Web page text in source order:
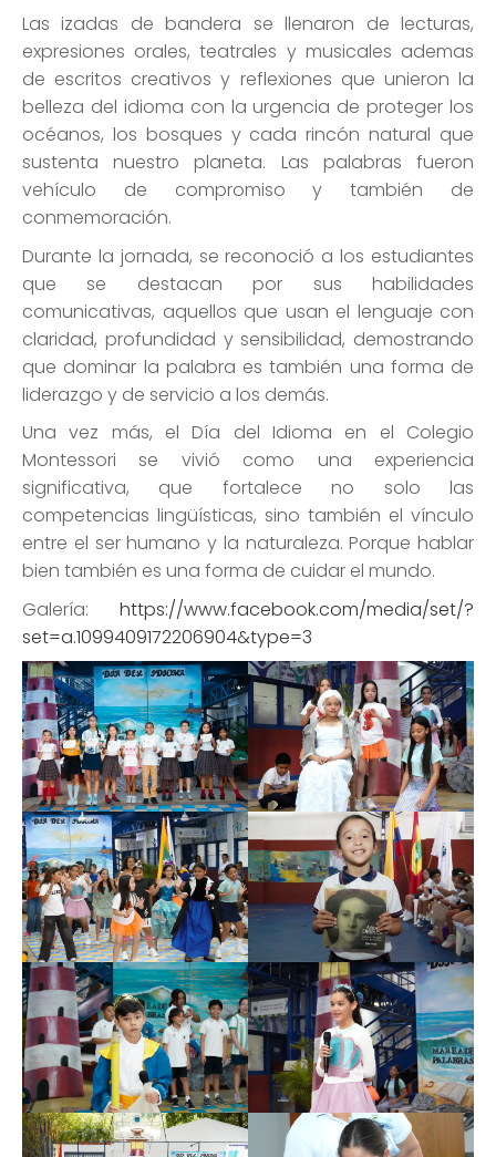
Las izadas de bandera se llenaron de lecturas,
expresiones orales, teatrales y musicales ademas
de escritos creativos y reflexiones que unieron la
belleza del idioma con la urgencia de proteger los
océanos, los bosques y cada rincón natural que
sustenta nuestro planeta. Las palabras fueron
vehículo de compromiso y también de
conmemoración.
Durante la jornada, se reconoció a los estudiantes
que se destacan por sus habilidades
comunicativas, aquellos que usan el lenguaje con
claridad, profundidad y sensibilidad, demostrando
que dominar la palabra es también una forma de
liderazgo y de servicio a los demás.
Una vez más, el Día del Idioma en el Colegio
Montessori se vivió como una experiencia
significativa, que fortalece no solo las
competencias lingüísticas, sino también el vínculo
entre el ser humano y la naturaleza. Porque hablar
bien también es una forma de cuidar el mundo.
Galería: https://www.facebook.com/media/set/?
set=a.1099409172206904&type=3